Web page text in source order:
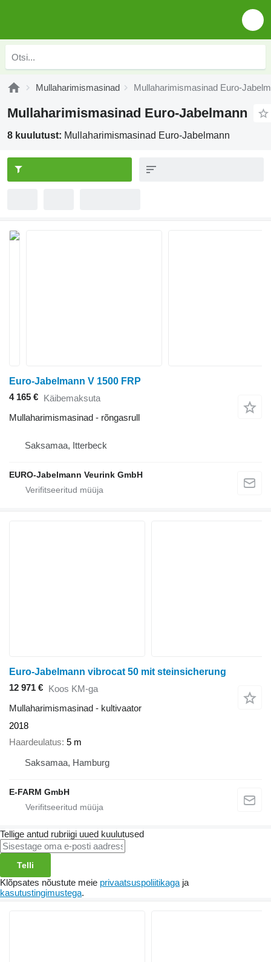
Mullaharimismasinad Mullaharimismasinad Euro-
Mullaharimismasinad Euro-Jabelmann
8 kuulutust: Mullaharimismasinad Euro-Jabelmann
Euro-Jabelmann V 1500 FRP
4 165 € Käibemaksuta
Mullaharimismasinad - rõngasrull
Saksamaa, Itterbeck
EURO-Jabelmann Veurink GmbH
Euro-Jabelmann vibrocat 50 mit steinsicherung
12 971 € Koos KM-ga
Mullaharimismasinad - kultivaator
2018
Haardeulatus 5 m
Saksamaa, Hamburg
E-FARM GmbH
Tellige antud rubriigi uued kuulutused
Telli
Klõpsates nõustute meie privaatsuspoliitikaga ja
kasutustingimustega.